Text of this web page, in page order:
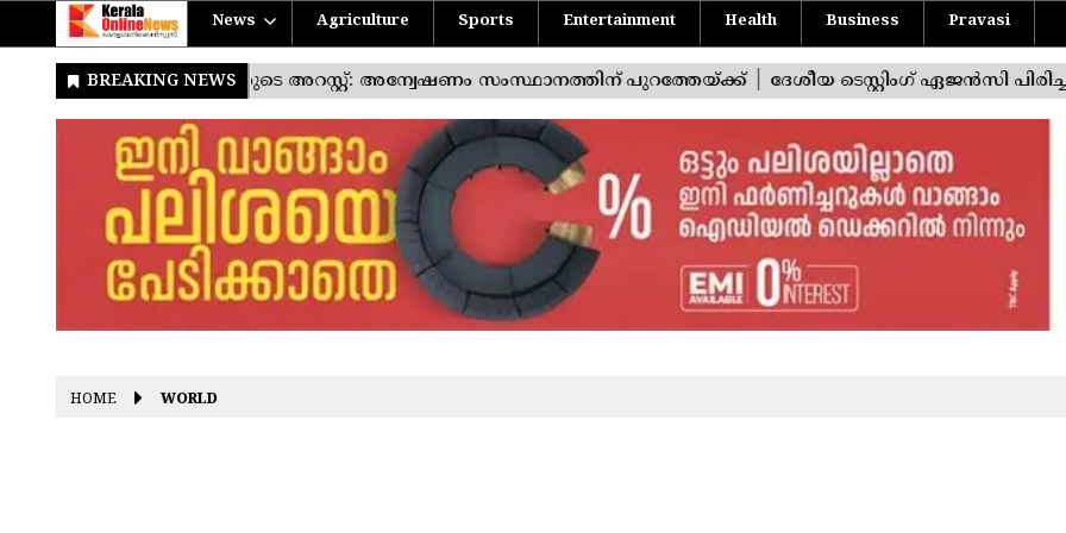
News Agriculture Sports Entertainment Health Business Pravasi
HOME WORLD